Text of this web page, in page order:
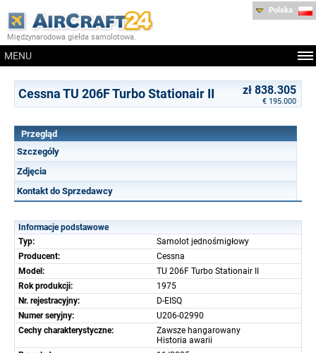
Międzynarodowa giełda samolotowa.
MENU
Polska
Cessna TU 206F Turbo Stationair II zł 838.305
€ 195.000
Przegląd
Szczególy
Zdjęcia
Kontakt do Sprzedawcy
Informacje podstawowe
Typ:
Samolot jednośmigłowy
Producent:
Cessna
Model:
TU 206F Turbo Stationair II
Rok produkcji:
1975
Nr. rejestracyjny:
D-EISQ
Numer seryjny:
U206-02990
Cechy charakterystyczne:
Zawsze hangarowany
Historia awarii